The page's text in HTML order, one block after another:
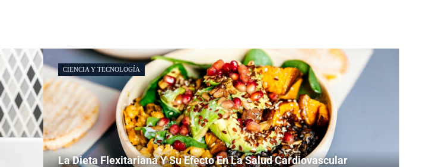
CIENCIA Y TECNOLOGÍA
La Dieta Flexitariana Y Su Efecto En La Salud Cardiovascular